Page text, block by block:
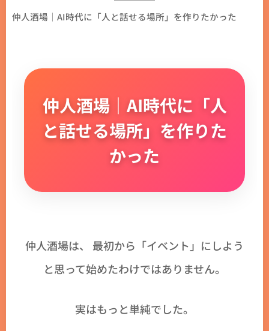
仲人酒場｜AI時代に「人と話せる場所」を作りたかった
仲人酒場｜AI時代に「人
と話せる場所」を作りた
かった
仲人酒場は、 最初から「イベント」にしよう
と思って始めたわけではありません。
実はもっと単純でした。